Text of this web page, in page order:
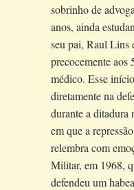
sobrinho de
anos, ainda
seu pai, Raul Lins
precocemente aos
médico. Esse
diretamente na
durante a
em que a
relembra com
Militar, em 1968,
defendeu um